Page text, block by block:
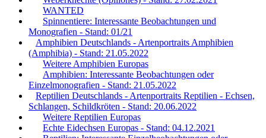
WANTED
Spinnentiere: Interessante Beobachtungen und
Monografien - Stand: 01/21
Amphibien Deutschlands - Artenportraits Amphibien
(Amphibia) - Stand: 21.05.2022
Weitere Amphibien Europas
Amphibien: Interessante Beobachtungen oder
Einzelmonografien - Stand: 21.05.2022
Reptilien Deutschlands - Artenportraits Reptilien - Echsen,
Schlangen, Schildkröten - Stand: 20.06.2022
Weitere Reptilien Europas
Echte Eidechsen Europas - Stand: 04.12.2021